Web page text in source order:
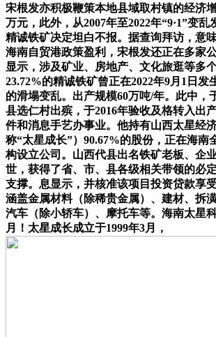
宋根发亦积极鞭策本地县域取村镇的经济
万元，此外，从2007年至2022年“9·1”变乱
精诚铁矿决定坦白不报。据查询拜访，意
海南自贸港政策盈利，宋根发还正在多家
显示，涉及矿业、房地产、文化旅逛等多
23.72%的精诚铁矿曾正在2022年9月1日发
的滑塌变乱。出产规模60万吨/年。此中，
县选仁村出殡，于2016年验收及格转入出
件和消息手艺办事业。他持有山西太星经
称“太星成长”）90.67%的股份，正在海南
构设立公司。山西代县出名铁矿老板、企
世，获得了省、市、县各级相关带领的必
支撑。息显示，并核准该项目投资贷款享
涵盖金属材料（除稀贵金属）、建材、拆
汽车（除小轿车）、摩托车等。海南太星
月！太星成长成立于1999年3月，